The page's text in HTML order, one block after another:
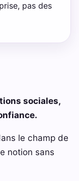
pas des
sociales,
le champ de
notion sans